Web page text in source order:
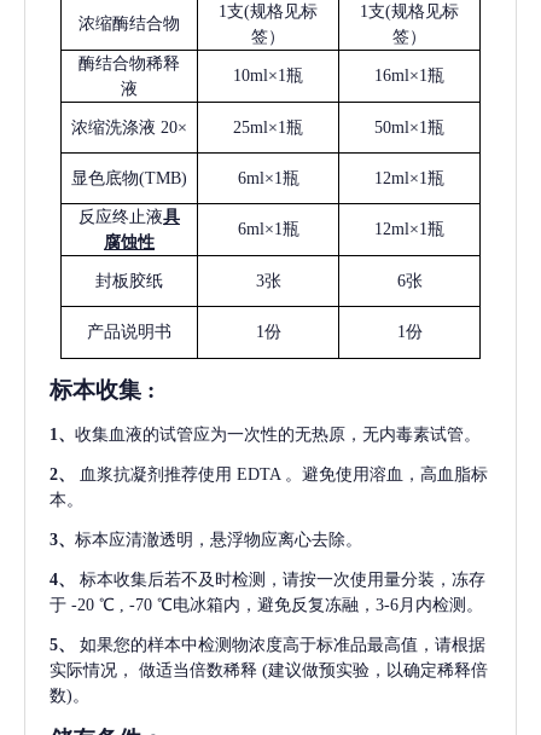
浓缩酶结合物
1支(规格见标
签）
1支(规格见标
签）
酶结合物稀释
液
10ml×1瓶 16ml×1瓶
浓缩洗涤液 20× 25ml×1瓶 50ml×1瓶
显色底物(TMB) 6ml×1瓶 12ml×1瓶
反应终止液具
腐蚀性
6ml×1瓶 12ml×1瓶
封板胶纸 3张 6张
产品说明书 1份 1份
标本收集 :
1 、 收集血液的试管应为一次性的无热原，无内毒素试管。
2、 血浆抗凝剂推荐使用 EDTA 。避免使用溶血，高血脂标
本。
3、 标本应清澈透明，悬浮物应离心去除。
4、
标本收集后若不及时检测，请按一次使用量分装，冻存
于 -20 ℃ , -70 ℃电冰箱内，避免反复冻融，3-6月内检测。
5、
如果您的样本中检测物浓度高于标准品最高值，请根据
实际情况，
做适当倍数稀释 (建议做预实验，以确定稀释倍
数)。